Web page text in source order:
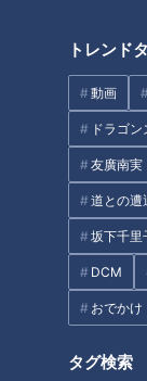
トレンド
動画
ドラゴン
友廣南実
道との遭
坂下千里
DCM
おでかけ
タグ検索
「遊園地あるある
番前”か“一番後ろ
くれる優しい遊園
18年越しの夢…サ
数千万円かけて宇
兆円超”宇宙ビジ